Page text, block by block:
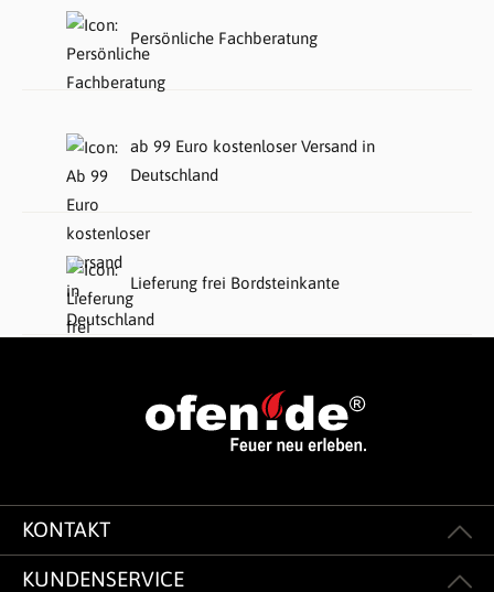
Persönliche Fachberatung
ab 99 Euro kostenloser Versand in
Deutschland
Lieferung frei Bordsteinkante
KONTAKT
KUNDENSERVICE